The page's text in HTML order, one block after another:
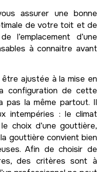
assurer une bonne
de votre toit et de
l’emplacement d’une
à connaitre avant
ajustée à la mise en
configuration de cette
pas la même partout. Il
intempéries : le climat
choix d’une gouttière,
la gouttière convient bien
Afin de choisir de
des critères sont à